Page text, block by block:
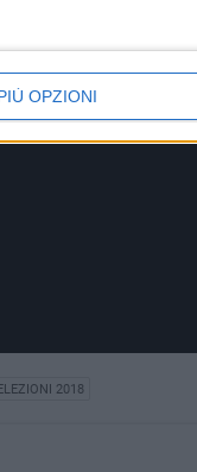
OPZIONI
2018